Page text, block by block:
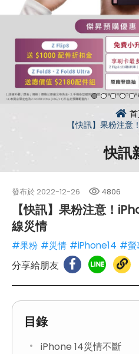
【快訊】果粉注
快訊
發布於 2022-12-26 4806
【快訊】果粉注意！
線災情
#果粉 #災情 #iPhone14 #螢
分享給朋友
目錄
iPhone 14災情不斷